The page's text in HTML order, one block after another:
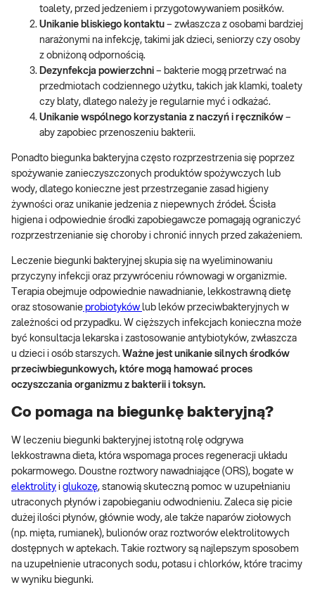
toalety, przed jedzeniem i przygotowywaniem posiłków.
Unikanie bliskiego kontaktu – zwłaszcza z osobami bardziej
narażonymi na infekcję, takimi jak dzieci, seniorzy czy osoby
z obniżoną odpornością.
Dezynfekcja powierzchni – bakterie mogą przetrwać na
przedmiotach codziennego użytku, takich jak klamki, toalety
czy blaty, dlatego należy je regularnie myć i odkażać.
Unikanie wspólnego korzystania z naczyń i ręczników –
aby zapobiec przenoszeniu bakterii.
Ponadto biegunka bakteryjna często rozprzestrzenia się poprzez
spożywanie zanieczyszczonych produktów spożywczych lub
wody, dlatego konieczne jest przestrzeganie zasad higieny
żywności oraz unikanie jedzenia z niepewnych źródeł. Ścisła
higiena i odpowiednie środki zapobiegawcze pomagają ograniczyć
rozprzestrzenianie się choroby i chronić innych przed zakażeniem.
Leczenie biegunki bakteryjnej skupia się na wyeliminowaniu
przyczyny infekcji oraz przywróceniu równowagi w organizmie.
Terapia obejmuje odpowiednie nawadnianie, lekkostrawną dietę
oraz stosowanie probiotyków lub leków przeciwbakteryjnych w
zależności od przypadku. W cięższych infekcjach konieczna może
być konsultacja lekarska i zastosowanie antybiotyków, zwłaszcza
u dzieci i osób starszych. Ważne jest unikanie silnych środków
przeciwbiegunkowych, które mogą hamować proces
oczyszczania organizmu z bakterii i toksyn.
Co pomaga na biegunkę bakteryjną?
W leczeniu biegunki bakteryjnej istotną rolę odgrywa
lekkostrawna dieta, która wspomaga proces regeneracji układu
pokarmowego. Doustne roztwory nawadniające (ORS), bogate w
elektrolity i glukozę, stanowią skuteczną pomoc w uzupełnianiu
utraconych płynów i zapobieganiu odwodnieniu. Zaleca się picie
dużej ilości płynów, głównie wody, ale także naparów ziołowych
(np. mięta, rumianek), bulionów oraz roztworów elektrolitowych
dostępnych w aptekach. Takie roztwory są najlepszym sposobem
na uzupełnienie utraconych sodu, potasu i chlorków, które tracimy
w wyniku biegunki.